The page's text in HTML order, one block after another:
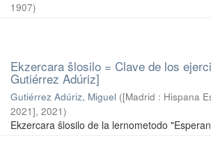
1907)
Ekzercara ŝlosilo = Clave de los
Gutiérrez Adúriz]
Gutiérrez Adúriz, Miguel ([Madrid : Hispana
2021], 2021)
Ekzercara ŝlosilo de la lernometodo